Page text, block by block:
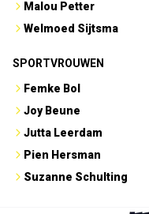
Malou Petter
Welmoed Sijtsma
SPORTVROUWEN
Femke Bol
Joy Beune
Jutta Leerdam
Pien Hersman
Suzanne Schulting